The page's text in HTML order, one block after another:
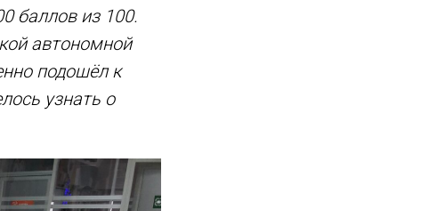
баллов из 100.
автономной
подошёл к
узнать о